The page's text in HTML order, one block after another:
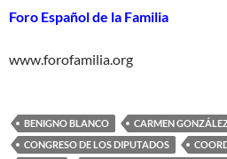
Foro Español de la Familia
www.forofamilia.org
BENIGNO BLANCO
CARMEN
CONGRESO DE LOS DIPUTADOS